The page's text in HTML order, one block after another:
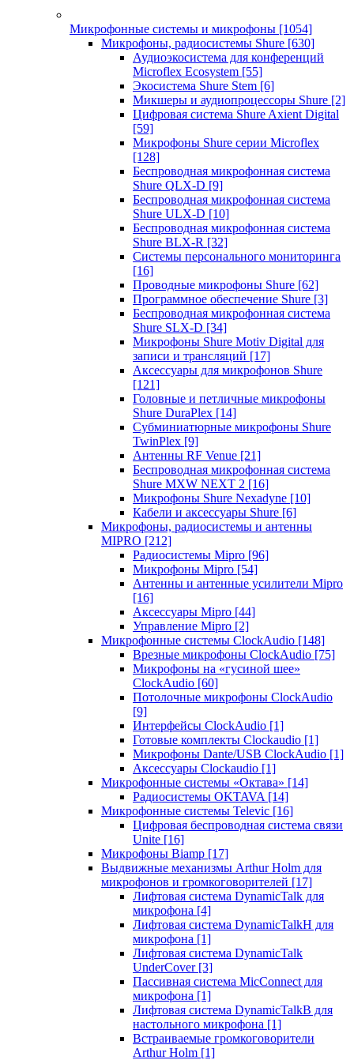
Микрофонные системы и микрофоны [1054]
Микрофоны, радиосистемы Shure [630]
Аудиоэкосистема для конференций
Microflex Ecosystem [55]
Экосистема Shure Stem [6]
Микшеры и аудиопроцессоры Shure [2]
Цифровая система Shure Axient Digital
[59]
Микрофоны Shure серии Microflex
[128]
Беспроводная микрофонная система
Shure QLX-D [9]
Беспроводная микрофонная система
Shure ULX-D [10]
Беспроводная микрофонная система
Shure BLX-R [32]
Системы персонального мониторинга
[16]
Проводные микрофоны Shure [62]
Программное обеспечение Shure [3]
Беспроводная микрофонная система
Shure SLX-D [34]
Микрофоны Shure Motiv Digital для
записи и трансляций [17]
Аксессуары для микрофонов Shure
[121]
Головные и петличные микрофоны
Shure DuraPlex [14]
Субминиатюрные микрофоны Shure
TwinPlex [9]
Антенны RF Venue [21]
Беспроводная микрофонная система
Shure MXW NEXT 2 [16]
Микрофоны Shure Nexadyne [10]
Кабели и аксессуары Shure [6]
Микрофоны, радиосистемы и антенны
MIPRO [212]
Радиосистемы Mipro [96]
Микрофоны Mipro [54]
Антенны и антенные усилители Mipro
[16]
Аксессуары Mipro [44]
Управление Mipro [2]
Микрофонные системы ClockAudio [148]
Врезные микрофоны ClockAudio [75]
Микрофоны на «гусиной шее»
ClockAudio [60]
Потолочные микрофоны ClockAudio
[9]
Интерфейсы ClockAudio [1]
Готовые комплекты Clockaudio [1]
Микрофоны Dante/USB ClockAudio [1]
Аксессуары Clockaudio [1]
Микрофонные системы «Октава» [14]
Радиосистемы OKTAVA [14]
Микрофонные системы Televic [16]
Цифровая беспроводная система связи
Unite [16]
Микрофоны Biamp [17]
Выдвижные механизмы Arthur Holm для
микрофонов и громкоговорителей [17]
Лифтовая система DynamicTalk для
микрофона [4]
Лифтовая система DynamicTalkH для
микрофона [1]
Лифтовая система DynamicTalk
UnderCover [3]
Пассивная система MicConnect для
микрофона [1]
Лифтовая система DynamicTalkB для
настольного микрофона [1]
Встраиваемые громкоговорители
Arthur Holm [1]